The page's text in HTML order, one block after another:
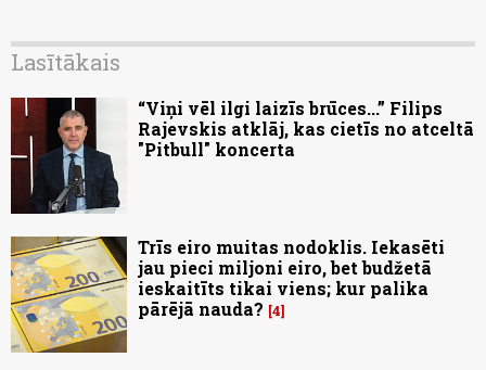
Lasītākais
“Viņi vēl ilgi laizīs brūces...” Filips
Rajevskis atklāj, kas cietīs no atceltā
"Pitbull" koncerta
Trīs eiro muitas nodoklis. Iekasēti
jau pieci miljoni eiro, bet budžetā
ieskaitīts tikai viens; kur palika
pārējā nauda? 4